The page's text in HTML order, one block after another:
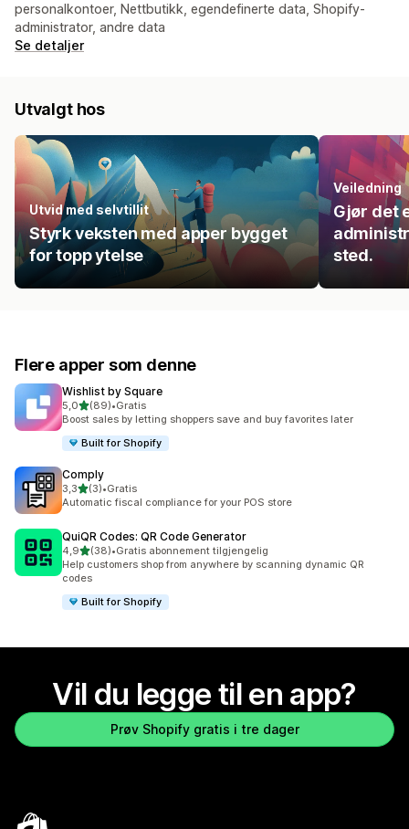
personalkontoer, Nettbutikk, egendefinerte data, Shopify-
administrator, andre data
Se detaljer
Utvalgt hos
Utvid med selvtillit
Styrk veksten med apper bygget
for topp ytelse
Veiledning
Gjør det
sted.
Flere apper som denne
Wishlist by Square
5,0av 5 stjerner
(89)
Totalt 89 omtaler
•Gratis
Boost sales by letting shoppers save and buy favorites later
Built for Shopify
Comply
3,3av 5 stjerner
(3)
Totalt 3 omtaler
•Gratis
Automatic fiscal compliance for your POS store
QuiQR Codes: QR Code Generator
4,9av 5 stjerner
(38)
Totalt 38 omtaler
•Gratis abonnement tilgjengelig
Help customers shop from anywhere by scanning dynamic QR
codes
Built for Shopify
Vil du legge til en app?
Prøv Shopify gratis i tre dager